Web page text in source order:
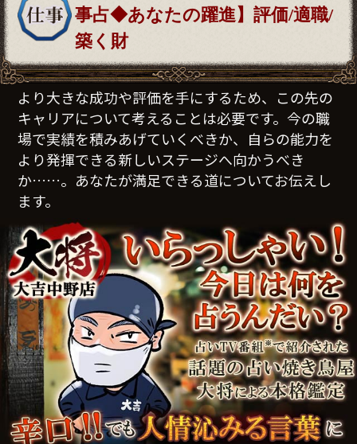
事占◆あなたの躍進】評価/適職/
築く財
より大きな成功や評価を手にするため、この先の
キャリアについて考えることは必要です。今の職
場で実績を積みあげていくべきか、自らの能力を
より発揮できる新しいステージへ向かうべき
か……。あなたが満足できる道についてお伝えし
ます。